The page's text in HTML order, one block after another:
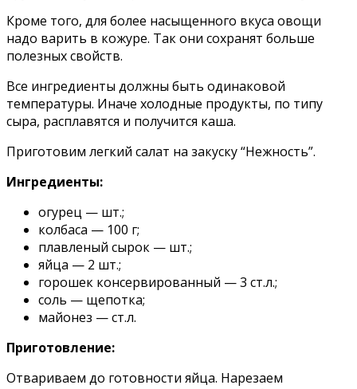
Кроме того, для более насыщенного вкуса овощи
надо варить в кожуре. Так они сохранят больше
полезных свойств.
Все ингредиенты должны быть одинаковой
температуры. Иначе холодные продукты, по типу
сыра, расплавятся и получится каша.
Приготовим легкий салат на закуску “Нежность”.
Ингредиенты:
огурец — шт.;
колбаса — 100 г;
плавленый сырок — шт.;
яйца — 2 шт.;
горошек консервированный — 3 ст.л.;
соль — щепотка;
майонез — ст.л.
Приготовление:
Отвариваем до готовности яйца. Нарезаем